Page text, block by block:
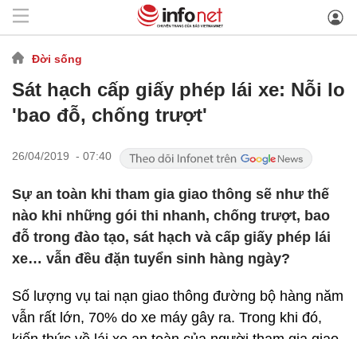
Đời sống
Sát hạch cấp giấy phép lái xe: Nỗi lo
'bao đỗ, chống trượt'
26/04/2019 - 07:40
Sự an toàn khi tham gia giao thông sẽ như thế
nào khi những gói thi nhanh, chống trượt, bao
đỗ trong đào tạo, sát hạch và cấp giấy phép lái
xe… vẫn đều đặn tuyển sinh hàng ngày?
Số lượng vụ tai nạn giao thông đường bộ hàng năm
vẫn rất lớn, 70% do xe máy gây ra. Trong khi đó,